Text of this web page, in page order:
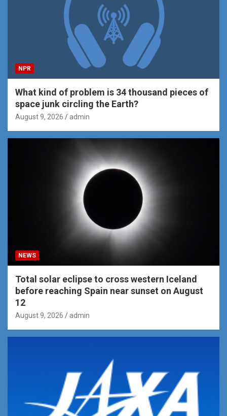
NPR
What kind of problem is 34 thousand pieces of
space junk circling the Earth?
August 9, 2026 admin
NEWS
Total solar eclipse to cross western Iceland
before reaching Spain near sunset on August
12
August 9, 2026 admin